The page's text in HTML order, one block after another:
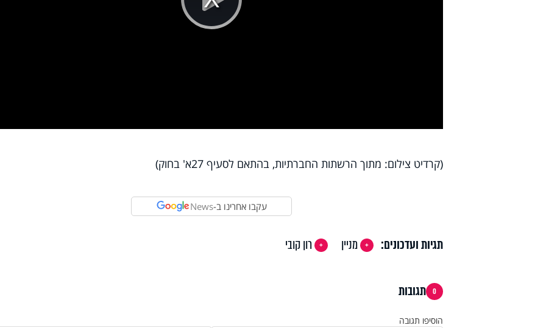
Play
(קרדיט צילום: מתוך הרשתות החברתיות, בהתאם לסעיף 27א' בחוק)
עקבו אחרינו ב-News
תגיות ועדכונים: מניין רון קובי
0 תגובות
הוסיפו תגובה